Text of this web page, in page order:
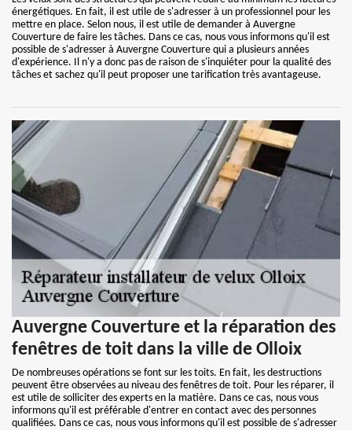
énergétiques. En fait, il est utile de s'adresser à un professionnel pour les
mettre en place. Selon nous, il est utile de demander à Auvergne
Couverture de faire les tâches. Dans ce cas, nous vous informons qu'il est
possible de s'adresser à Auvergne Couverture qui a plusieurs années
d'expérience. Il n'y a donc pas de raison de s'inquiéter pour la qualité des
tâches et sachez qu'il peut proposer une tarification très avantageuse.
Auvergne Couverture et la réparation des
fenêtres de toit dans la ville de Olloix
De nombreuses opérations se font sur les toits. En fait, les destructions
peuvent être observées au niveau des fenêtres de toit. Pour les réparer, il
est utile de solliciter des experts en la matière. Dans ce cas, nous vous
informons qu'il est préférable d'entrer en contact avec des personnes
qualifiées. Dans ce cas, nous vous informons qu'il est possible de s'adresser